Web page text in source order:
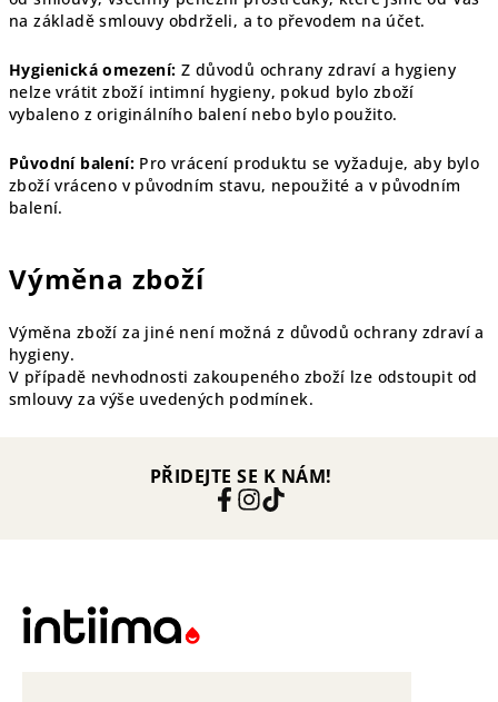
na základě smlouvy obdrželi, a to převodem na účet.
Hygienická omezení: Z důvodů ochrany zdraví a hygieny
nelze vrátit zboží intimní hygieny, pokud bylo zboží
vybaleno z originálního balení nebo bylo použito.
Původní balení: Pro vrácení produktu se vyžaduje, aby bylo
zboží vráceno v původním stavu, nepoužité a v původním
balení.
Výměna zboží
Výměna zboží za jiné není možná z důvodů ochrany zdraví a
hygieny.
V případě nevhodnosti zakoupeného zboží lze odstoupit od
smlouvy za výše uvedených podmínek.
PŘIDEJTE SE K NÁM!